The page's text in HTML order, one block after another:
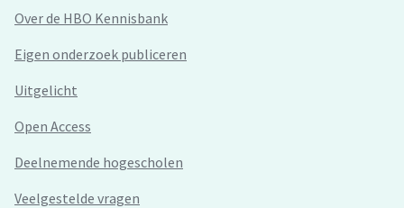
Over de HBO Kennisbank
Eigen onderzoek publiceren
Uitgelicht
Open Access
Deelnemende hogescholen
Veelgestelde vragen